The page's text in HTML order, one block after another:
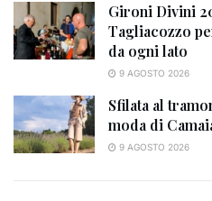
Gironi Divini
Tagliacozzo
da ogni lato
9 AGOSTO 2026
Sfilata al
moda di
9 AGOSTO 2026